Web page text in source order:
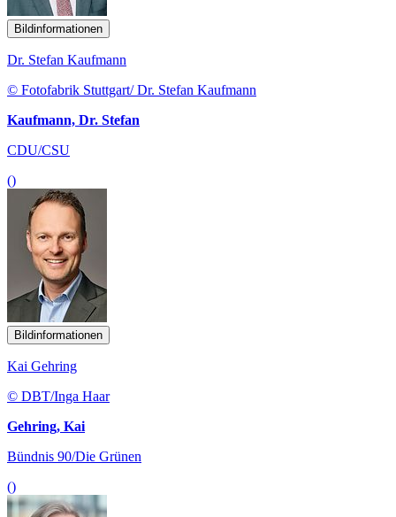
Bildinformationen
Dr. Stefan Kaufmann
© Fotofabrik Stuttgart/ Dr. Stefan Kaufmann
Kaufmann, Dr. Stefan
CDU/CSU
()
Bildinformationen
Kai Gehring
© DBT/Inga Haar
Gehring, Kai
Bündnis 90/Die Grünen
()